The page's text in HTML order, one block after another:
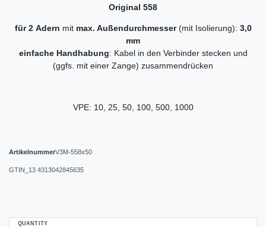
Original 558
für 2 Adern mit max. Außendurchmesser(mit Isolierung): 3,0
mm
einfache Handhabung: Kabel in den Verbinder stecken und
(ggfs. mit einer Zange) zusammendrücken
VPE: 10, 25, 50, 100, 500, 1000
ArtikelnummerV3M-558x50
GTIN_13 4313042845635
QUANTITY